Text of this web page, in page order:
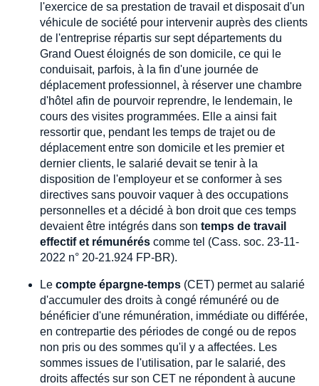
l'exercice de sa prestation de travail et disposait d'un
véhicule de société pour intervenir auprès des clients
de l'entreprise répartis sur sept départements du
Grand Ouest éloignés de son domicile, ce qui le
conduisait, parfois, à la fin d'une journée de
déplacement professionnel, à réserver une chambre
d'hôtel afin de pourvoir reprendre, le lendemain, le
cours des visites programmées. Elle a ainsi fait
ressortir que, pendant les temps de trajet ou de
déplacement entre son domicile et les premier et
dernier clients, le salarié devait se tenir à la
disposition de l'employeur et se conformer à ses
directives sans pouvoir vaquer à des occupations
personnelles et a décidé à bon droit que ces temps
devaient être intégrés dans son temps de travail
effectif et rémunérés comme tel (Cass. soc. 23-11-
2022 n° 20-21.924 FP-BR).
Le compte épargne-temps (CET) permet au salarié
d'accumuler des droits à congé rémunéré ou de
bénéficier d'une rémunération, immédiate ou différée,
en contrepartie des périodes de congé ou de repos
non pris ou des sommes qu'il y a affectées. Les
sommes issues de l'utilisation, par le salarié, des
droits affectés sur son CET ne répondent à aucune